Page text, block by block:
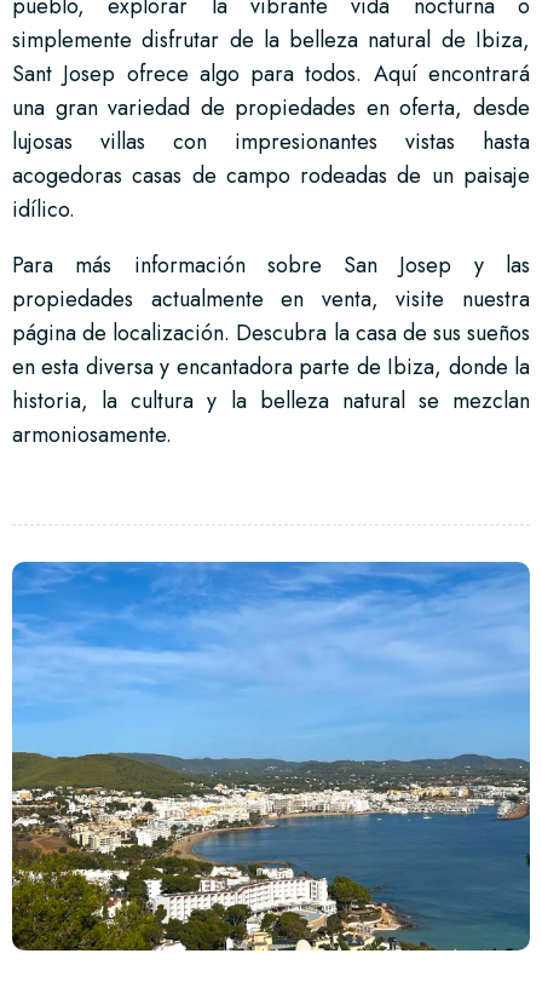
simplemente disfrutar de la belleza natural de Ibiza,
Sant Josep ofrece algo para todos. Aquí encontrará
una gran variedad de propiedades en oferta, desde
lujosas villas con impresionantes vistas hasta
acogedoras casas de campo rodeadas de un paisaje
idílico.
Para más información sobre San Josep y las
propiedades actualmente en venta, visite nuestra
página de localización. Descubra la casa de sus sueños
en esta diversa y encantadora parte de Ibiza, donde la
historia, la cultura y la belleza natural se mezclan
armoniosamente.